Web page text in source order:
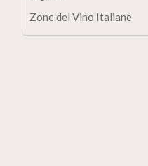
Zone del Vino Italiane